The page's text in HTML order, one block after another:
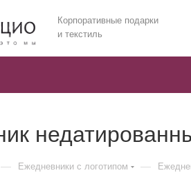
Корпоративные подарки
и текстиль
— Ежедневники c логотипом —